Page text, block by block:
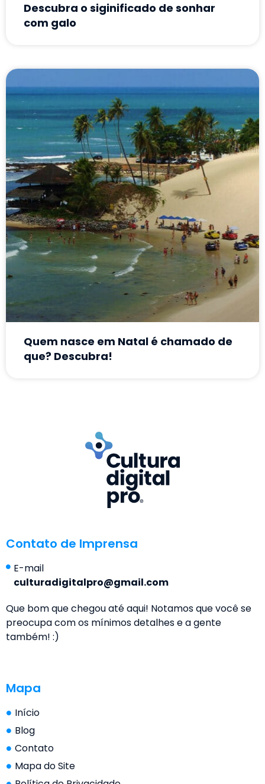
Descubra o siginificado de sonhar
com galo
Quem nasce em Natal é chamado de
que? Descubra!
Contato de Imprensa
E-mail
culturadigitalpro@gmail.com
Que bom que chegou até aqui! Notamos que você se
preocupa com os mínimos detalhes e a gente
também! :)
Mapa
Início
Blog
Contato
Mapa do Site